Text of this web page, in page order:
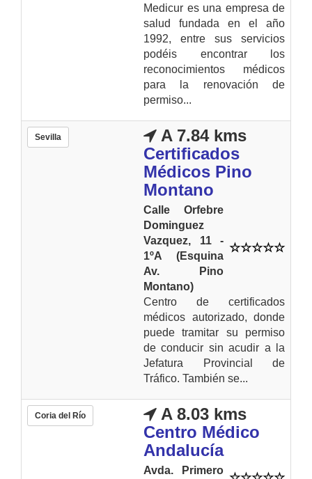
Medicur es una empresa de
salud fundada en el año
1992, entre sus servicios
podéis encontrar los
reconocimientos médicos
para la renovación de
permiso...
Sevilla
A 7.84 kms
Certificados
Médicos Pino
Montano
Calle Orfebre
Dominguez
Vazquez, 11 -
1ºA (Esquina
Av. Pino
Montano)
Centro de certificados
médicos autorizado, donde
puede tramitar su permiso
de conducir sin acudir a la
Jefatura Provincial de
Tráfico. También se...
Coria del Río
A 8.03 kms
Centro Médico
Andalucía
Avda. Primero